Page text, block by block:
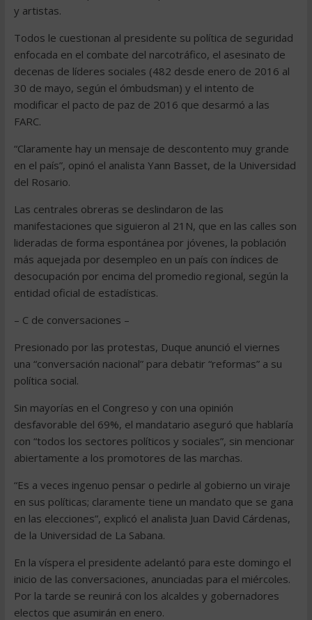
y artistas.
Todos le cuestionan al presidente su política de seguridad
enfocada en el combate del narcotráfico, el asesinato de
decenas de líderes sociales (482 desde enero de 2016 al
30 de mayo, según el ómbudsman) y el intento de
modificar el pacto de paz de 2016 que desarmó a las
FARC.
“Claramente hay un mensaje de descontento muy grande
en el país”, opinó el analista Yann Basset, de la Universidad
del Rosario.
Las centrales obreras se deslindaron de las
manifestaciones que siguieron al 21N, que en las calles son
lideradas de forma espontánea por jóvenes, la población
más aquejada por desempleo en un país con índices de
desocupación por encima del promedio regional, según la
entidad oficial de estadísticas.
– C de conversaciones –
Presionado por las protestas, Duque anunció el viernes
una “conversación nacional” para debatir “reformas” a su
política social.
Sin mayorías en el Congreso y con una opinión
desfavorable del 69%, el mandatario aseguró que hablaría
con “todos los sectores políticos y sociales”, sin mencionar
abiertamente a los promotores de las marchas.
“Es a veces ingenuo pensar o pedirle al gobierno un viraje
en sus políticas; claramente tiene un mandato que se gana
en las elecciones”, explicó el analista Juan David Cárdenas,
de la Universidad de La Sabana.
En la víspera el presidente adelantó para este domingo el
inicio de las conversaciones, anunciadas para el miércoles.
Por la tarde se reunirá con los alcaldes y gobernadores
electos que asumirán en enero.